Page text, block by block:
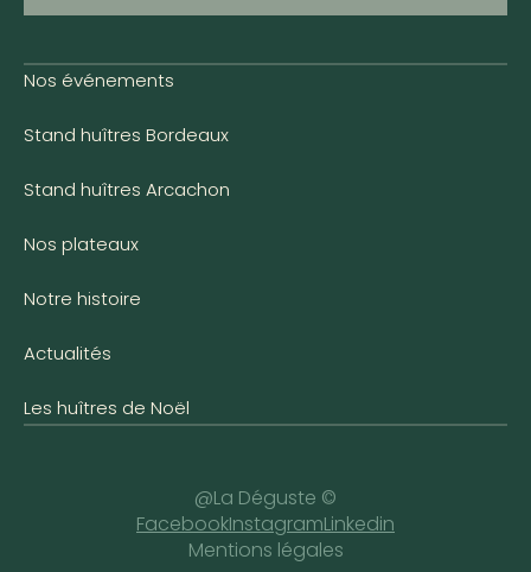
Nos événements
Stand huîtres Bordeaux
Stand huîtres Arcachon
Nos plateaux
Notre histoire
Actualités
Les huîtres de Noël
@La Déguste ©
FacebookInstagramLinkedin
Mentions légales